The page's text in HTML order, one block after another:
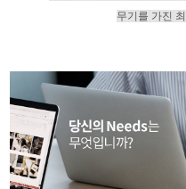
무기를 가진